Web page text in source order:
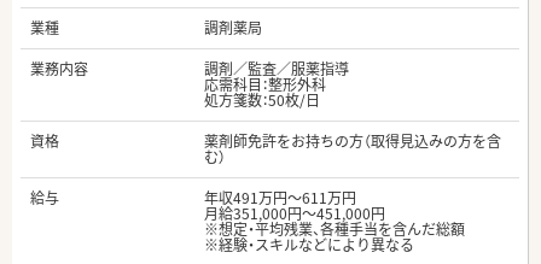
業種
調剤薬局
業務内容
調剤／監査／服薬指導
応需科目：整形外科
処方箋数：50枚/日
資格
薬剤師免許をお持ちの方（取得見込みの方を含
む）
給与
年収491万円～611万円
月給351,000円～451,000円
※想定・平均残業、各種手当を含んだ総額
※経験・スキルなどにより異なる